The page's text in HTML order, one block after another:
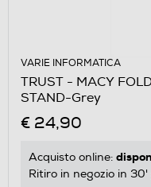
VARIE INFORMATICA
TRUST - MACY
STAND-Grey
€ 24,90
Acquisto online:
Ritiro in negozio in